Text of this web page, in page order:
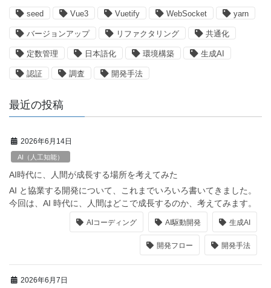
seed Vue3 Vuetify WebSocket yarn
バージョンアップ リファクタリング 共通化
定数管理 日本語化 環境構築 生成AI
認証 調査 開発手法
最近の投稿
2026年6月14日
AI（人工知能）
AI時代に、人間が成長する場所を考えてみた
AI と協業する開発について、これまでいろいろ書いてきました。
今回は、AI 時代に、人間はどこで成長するのか、考えてみます。
AIコーディング AI駆動開発 生成AI
開発フロー 開発手法
2026年6月7日